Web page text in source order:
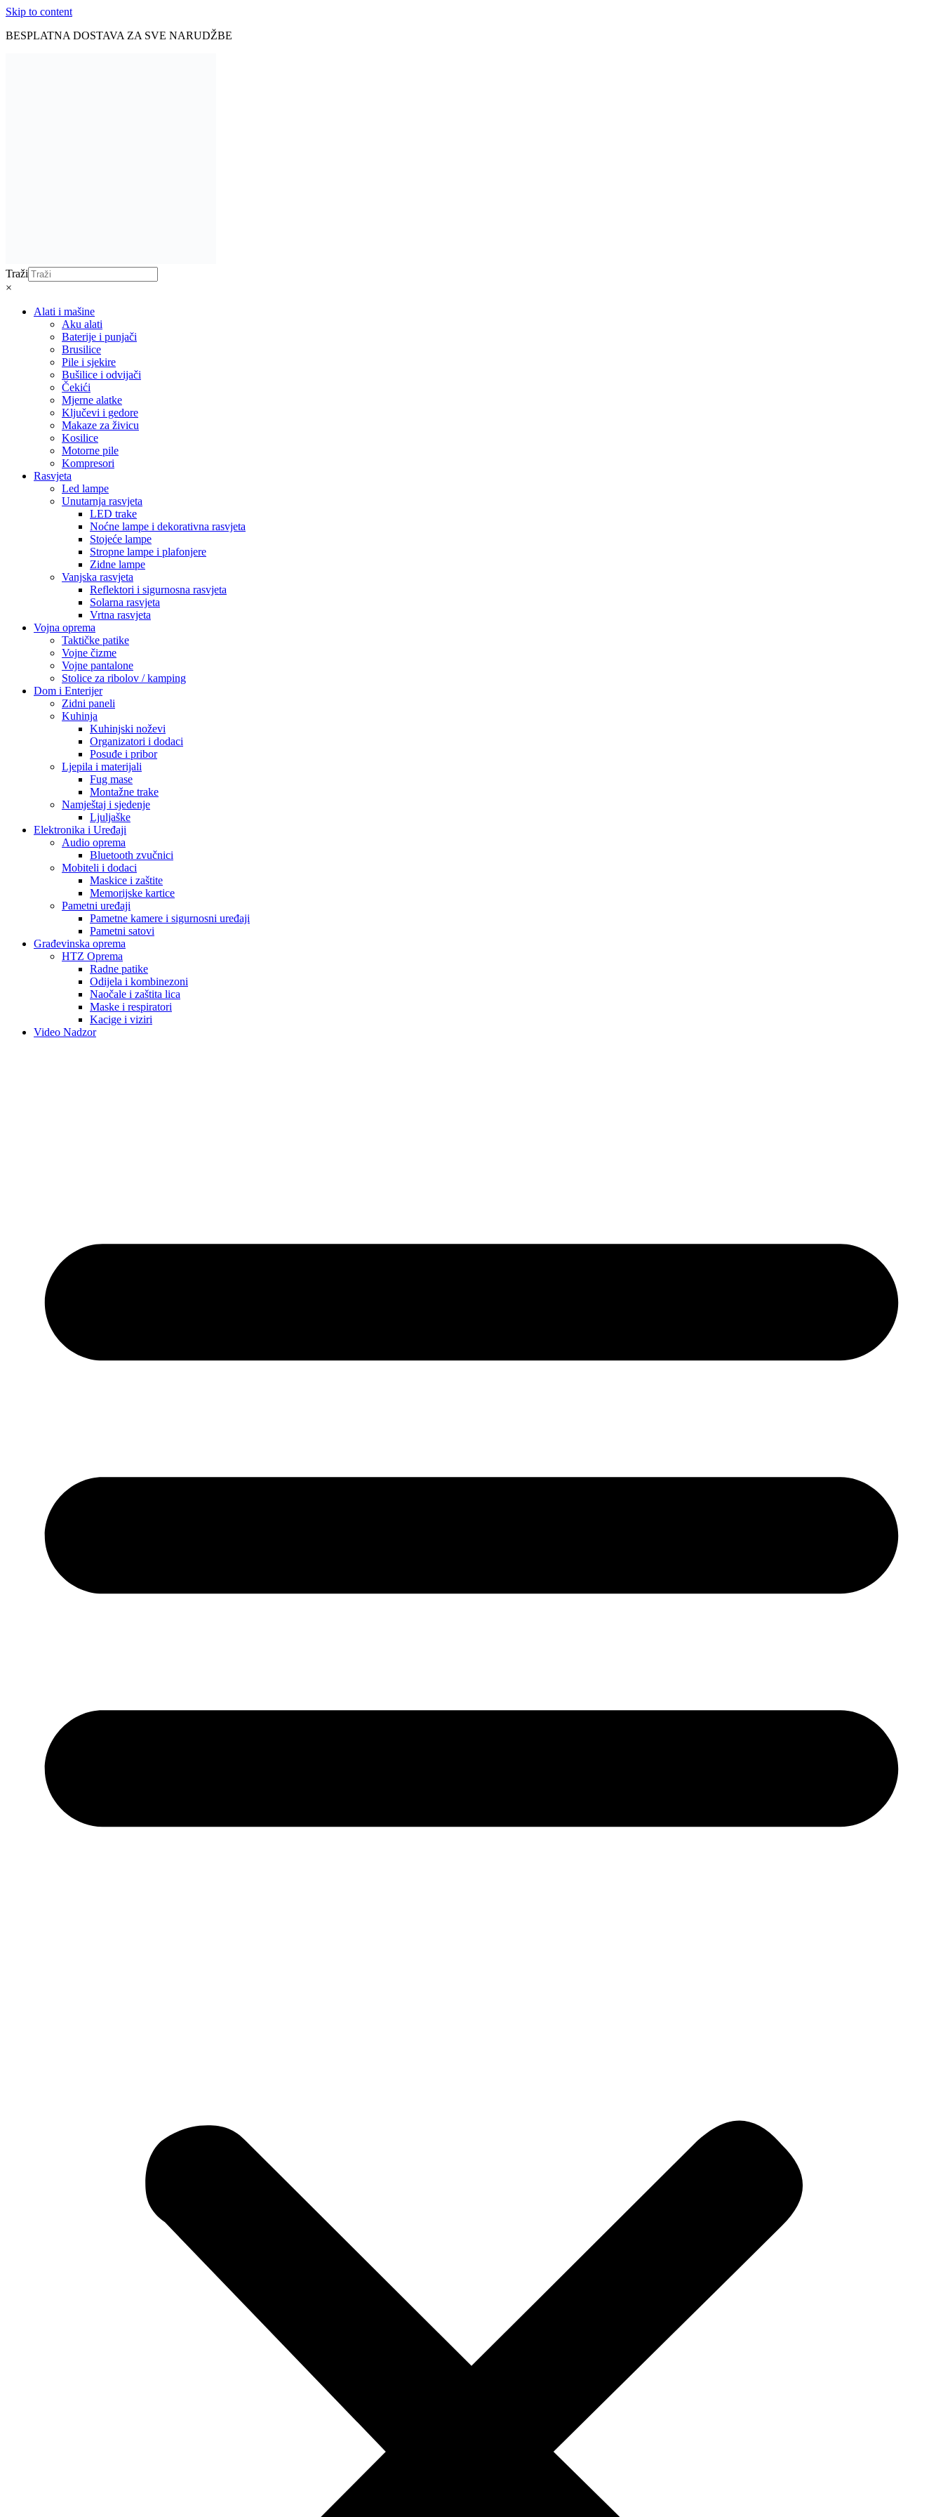
Skip to content
BESPLATNA DOSTAVA ZA SVE NARUDŽBE
Traži
×
Alati i mašine
Aku alati
Baterije i punjači
Brusilice
Pile i sjekire
Bušilice i odvijači
Čekići
Mjerne alatke
Ključevi i gedore
Makaze za živicu
Kosilice
Motorne pile
Kompresori
Rasvjeta
Led lampe
Unutarnja rasvjeta
LED trake
Noćne lampe i dekorativna rasvjeta
Stojeće lampe
Stropne lampe i plafonjere
Zidne lampe
Vanjska rasvjeta
Reflektori i sigurnosna rasvjeta
Solarna rasvjeta
Vrtna rasvjeta
Vojna oprema
Taktičke patike
Vojne čizme
Vojne pantalone
Stolice za ribolov / kamping
Dom i Enterijer
Zidni paneli
Kuhinja
Kuhinjski noževi
Organizatori i dodaci
Posuđe i pribor
Ljepila i materijali
Fug mase
Montažne trake
Namještaj i sjedenje
Ljuljaške
Elektronika i Uređaji
Audio oprema
Bluetooth zvučnici
Mobiteli i dodaci
Maskice i zaštite
Memorijske kartice
Pametni uređaji
Pametne kamere i sigurnosni uređaji
Pametni satovi
Građevinska oprema
HTZ Oprema
Radne patike
Odijela i kombinezoni
Naočale i zaštita lica
Maske i respiratori
Kacige i viziri
Video Nadzor